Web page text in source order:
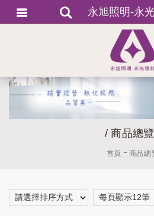
/ 商品總
首頁 商品總
永旭照明-永
會員登入
會員註冊
忘記密碼
訂單查詢
繁體中文